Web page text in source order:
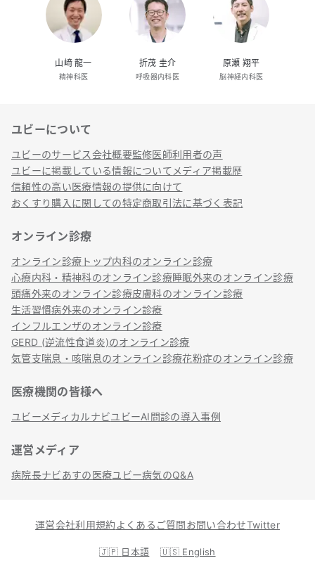
山﨑 龍一
精神科医
折茂 圭介
呼吸器内科医
原瀬 翔平
脳神経内科医
リンク
ユビーについて
ユビーのサービス会社概要監修医師利用者の声
ユビーに掲載している情報についてメディア掲載歴
信頼性の高い医療情報の提供に向けて
おくすり購入に関しての特定商取引法に基づく表記
オンライン診療
オンライン診療トップ内科のオンライン診療
心療内科・精神科のオンライン診療睡眠外来のオンライン診療
頭痛外来のオンライン診療皮膚科のオンライン診療
生活習慣病外来のオンライン診療
インフルエンザのオンライン診療
GERD (逆流性食道炎)のオンライン診療
気管支喘息・咳喘息のオンライン診療花粉症のオンライン診療
医療機関の皆様へ
ユビーメディカルナビユビーAI問診の導入事例
運営メディア
病院長ナビあすの医療ユビー病気のQ&A
運営会社利用規約 よくあるご質問 お問い合わせTwitter
🇯🇵 日本語 🇺🇸 English